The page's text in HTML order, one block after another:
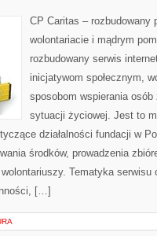
CP Caritas – rozbudowany
wolontariacie i mądrym
rozbudowany serwis
inicjatywom społecznym,
sposobom wspierania
sytuacji życiowej. Jest to
działalności fundacji w
środków, prowadzenia
Tematyka serwisu
[…]